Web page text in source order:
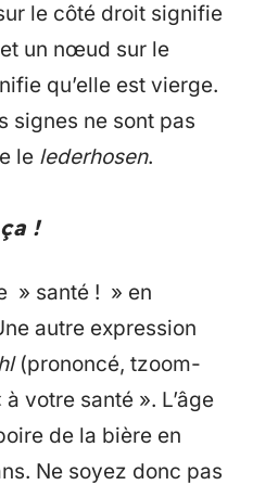
le côté droit signifie
un nœud sur le
qu’elle est vierge.
signes ne sont pas
le lederhosen.
!
» santé ! » en
autre expression
(prononcé, tzoom-
votre santé ». L’âge
de la bière en
Ne soyez donc pas